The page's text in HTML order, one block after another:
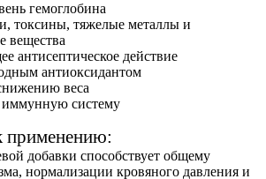
гемоглобина
токсины, тяжелые металлы и
вещества
антисептическое действие
антиоксидантом
веса
иммунную систему
применению:
добавки способствует общему
нормализации кровяного давления и